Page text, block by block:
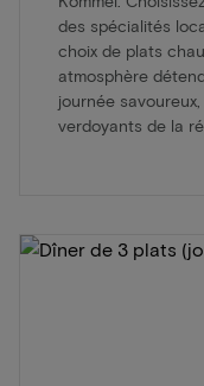
des spécialités
choix de plats
atmosphère
journée
verdoyants de la